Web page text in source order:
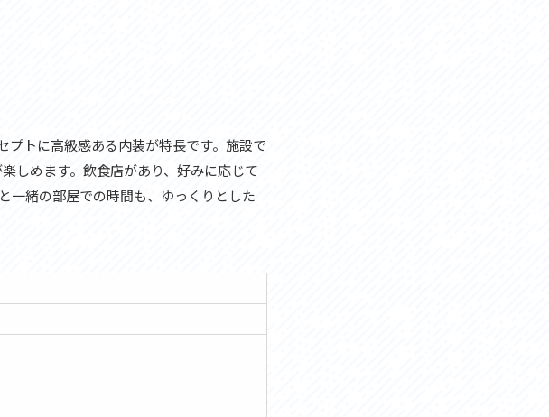
トに高級感ある内装が特長です。施設で
しめます。飲食店があり、好みに応じて
一緒の部屋での時間も、ゆっくりとした